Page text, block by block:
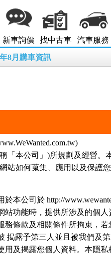
新車詢價 找中古車 汽車服務
8月購車資訊
「本公司」)所規劃及經營
站如何蒐集、應用以及保護
於本公司於 http://
站功能時，提供所涉及的個
務條款及相關條件所拘束，
揭露予第三人並且被我們及
用及揭露您個人資料。本隱